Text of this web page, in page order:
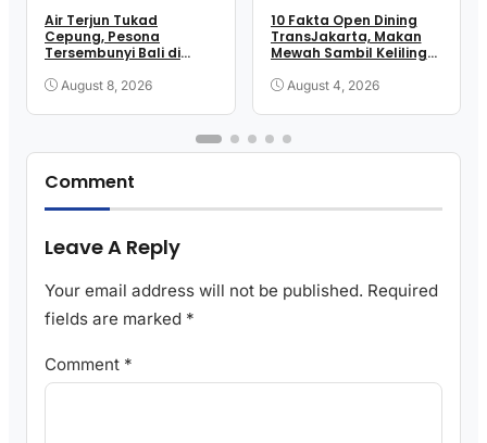
Air Terjun Tukad
Cepung, Pesona
Tersembunyi Bali di
August 8, 2026
10 Fakta Open Dining
TransJakarta, Makan
Mewah Sambil Keliling
August 4, 2026
Comment
Leave A Reply
Your email address will not be published. Required
fields are marked *
Comment *